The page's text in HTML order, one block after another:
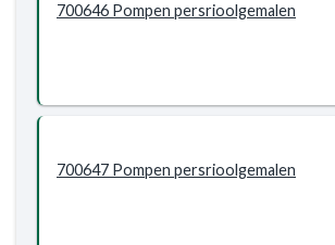
700646 Pompen persrioolgemalen
700647 Pompen persrioolgemalen